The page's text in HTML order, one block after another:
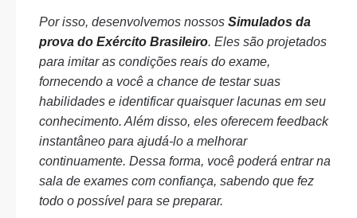
Por isso, desenvolvemos nossos Simulados da
prova do Exército Brasileiro. Eles são projetados
para imitar as condições reais do exame,
fornecendo a você a chance de testar suas
habilidades e identificar quaisquer lacunas em seu
conhecimento. Além disso, eles oferecem feedback
instantâneo para ajudá-lo a melhorar
continuamente. Dessa forma, você poderá entrar na
sala de exames com confiança, sabendo que fez
todo o possível para se preparar.